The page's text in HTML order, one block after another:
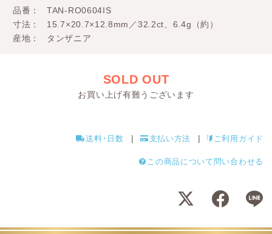
品番
TAN-RO0604IS
寸法
15.7×20.7×12.8mm／32.2ct、6.4g（約）
産地
タンザニア
SOLD OUT
お買い上げ有難うございます
送料･日数 支払い方法 ご利用ガイド
この商品について問い合わせる